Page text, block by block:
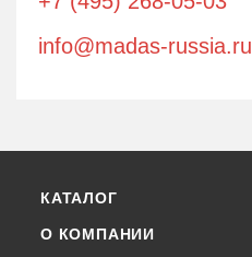
info@madas-russia.ru
КАТАЛОГ
О КОМПАНИИ